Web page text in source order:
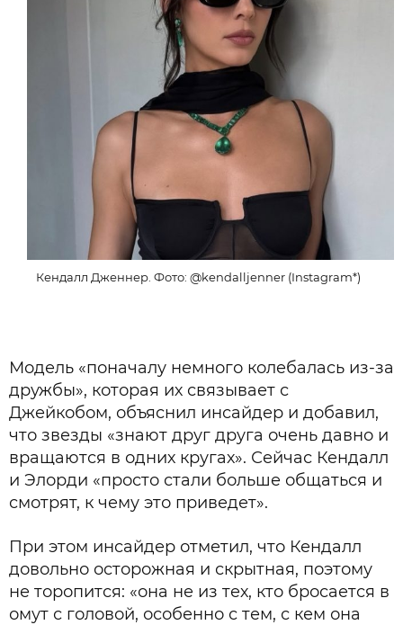
Кендалл Дженнер. Фото: @kendalljenner (Instagram*)
Модель «поначалу немного колебалась из-за
дружбы», которая их связывает с
Джейкобом, объяснил инсайдер и добавил,
что звезды «знают друг друга очень давно и
вращаются в одних кругах». Сейчас Кендалл
и Элорди «просто стали больше общаться и
смотрят, к чему это приведет».
При этом инсайдер отметил, что Кендалл
довольно осторожная и скрытная, поэтому
не торопится: «она не из тех, кто бросается в
омут с головой, особенно с тем, с кем она